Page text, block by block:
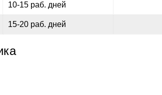
10-15 раб. дней
15-20 раб. дней